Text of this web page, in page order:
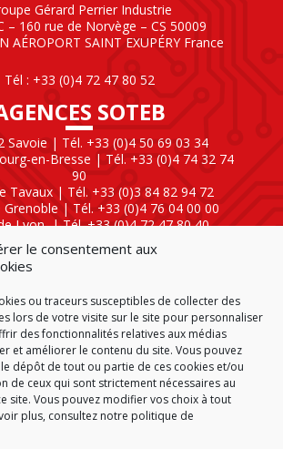
le consentement aux
ou traceurs susceptibles de collecter des
lors de votre visite sur le site pour personnaliser
des fonctionnalités relatives aux médias
et améliorer le contenu du site. Vous pouvez
dépôt de tout ou partie de ces cookies et/ou
de ceux qui sont strictement nécessaires au
site. Vous pouvez modifier vos choix à tout
plus, consultez notre politique de
Gérard Perrier Industrie
– 160 rue de Norvège – CS 50009
AÉROPORT SAINT EXUPÉRY France
Tél : +33 (0)4 72 47 80 52
SOTEB
Savoie | Tél. +33 (0)4 50 69 03 34
en-Bresse | Tél. +33 (0)4 74 32 74
90
Tavaux | Tél. +33 (0)3 84 82 94 72
Grenoble | Tél. +33 (0)4 76 04 00 00
Lyon | Tél. +33 (0)4 72 47 80 40
NATIONAL ELEKTRO
01630 Saint-Genis-Pouilly
Tél : +33 (0)4 50 42 04 59
CGV CGA
PLAN DU SITE